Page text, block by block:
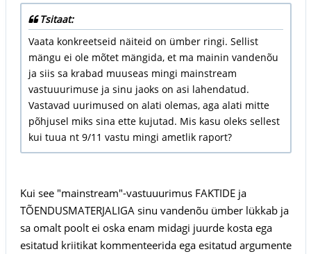
Tsitaat:
Vaata konkreetseid näiteid on ümber ringi. Sellist
mängu ei ole mõtet mängida, et ma mainin vandenõu
ja siis sa krabad muuseas mingi mainstream
vastuuurimuse ja sinu jaoks on asi lahendatud.
Vastavad uurimused on alati olemas, aga alati mitte
põhjusel miks sina ette kujutad. Mis kasu oleks sellest
kui tuua nt 9/11 vastu mingi ametlik raport?
Kui see "mainstream"-vastuuurimus FAKTIDE ja
TÕENDUSMATERJALIGA sinu vandenõu ümber lükkab ja
sa omalt poolt ei oska enam midagi juurde kosta ega
esitatud kriitikat kommenteerida ega esitatud argumente